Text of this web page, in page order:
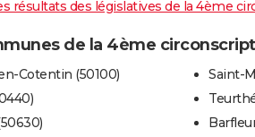
résultats des législatives de la 4ème
de la 4ème
Cotentin (50100)
Saint-